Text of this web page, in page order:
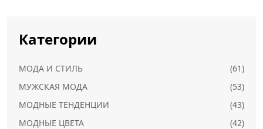
Категории
МОДА И СТИЛЬ
(61)
МУЖСКАЯ МОДА
(53)
МОДНЫЕ ТЕНДЕНЦИИ
(43)
МОДНЫЕ ЦВЕТА
(42)